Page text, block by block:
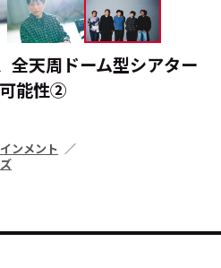
ライバシーポリシー
合わせ
全天周ドーム型シアター
可能性➁
ンメント